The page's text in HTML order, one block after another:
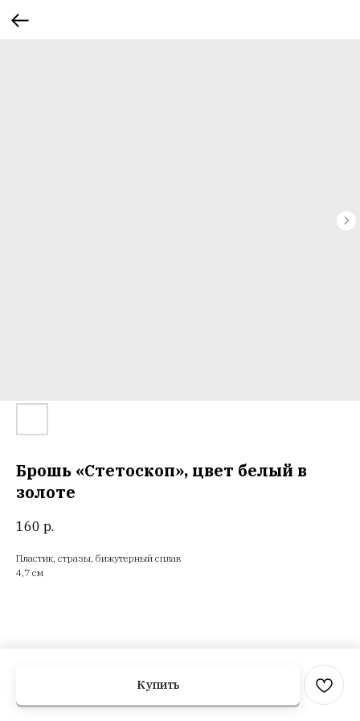
Брошь «Стетоскоп», цвет белый в
золоте
160 р.
Купить
Пластик, стразы, бижутерный сплав
4,7 см